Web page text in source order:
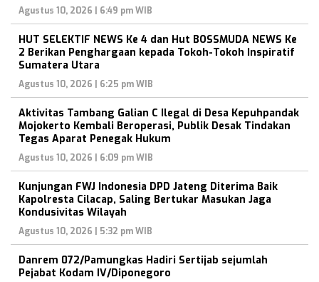
Agustus 10, 2026 | 6:49 pm WIB
HUT SELEKTIF NEWS Ke 4 dan Hut BOSSMUDA NEWS Ke
2 Berikan Penghargaan kepada Tokoh-Tokoh Inspiratif
Sumatera Utara
Agustus 10, 2026 | 6:25 pm WIB
Aktivitas Tambang Galian C Ilegal di Desa Kepuhpandak
Mojokerto Kembali Beroperasi, Publik Desak Tindakan
Tegas Aparat Penegak Hukum
Agustus 10, 2026 | 6:09 pm WIB
Kunjungan FWJ Indonesia DPD Jateng Diterima Baik
Kapolresta Cilacap, Saling Bertukar Masukan Jaga
Kondusivitas Wilayah
Agustus 10, 2026 | 5:32 pm WIB
Danrem 072/Pamungkas Hadiri Sertijab sejumlah
Pejabat Kodam IV/Diponegoro